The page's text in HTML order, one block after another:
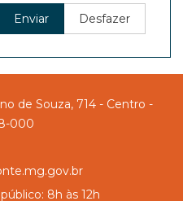
Enviar Desfazer
de Souza, 714 - Centro -
000
8h às 12h